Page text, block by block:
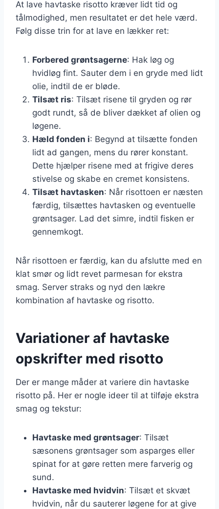
At lave havtaske risotto kræver lidt tid og
tålmodighed, men resultatet er det hele værd.
Følg disse trin for at lave en lækker ret:
Forbered grøntsagerne: Hak løg og
hvidløg fint. Sauter dem i en gryde med lidt
olie, indtil de er bløde.
Tilsæt ris: Tilsæt risene til gryden og rør
godt rundt, så de bliver dækket af olien og
løgene.
Hæld fonden i: Begynd at tilsætte fonden
lidt ad gangen, mens du rører konstant.
Dette hjælper risene med at frigive deres
stivelse og skabe en cremet konsistens.
Tilsæt havtasken: Når risottoen er næsten
færdig, tilsættes havtasken og eventuelle
grøntsager. Lad det simre, indtil fisken er
gennemkogt.
Når risottoen er færdig, kan du afslutte med en
klat smør og lidt revet parmesan for ekstra
smag. Server straks og nyd den lækre
kombination af havtaske og risotto.
Variationer af havtaske
opskrifter med risotto
Der er mange måder at variere din havtaske
risotto på. Her er nogle ideer til at tilføje ekstra
smag og tekstur:
Havtaske med grøntsager: Tilsæt
sæsonens grøntsager som asparges eller
spinat for at gøre retten mere farverig og
sund.
Havtaske med hvidvin: Tilsæt et skvæt
hvidvin, når du sauterer løgene for at give